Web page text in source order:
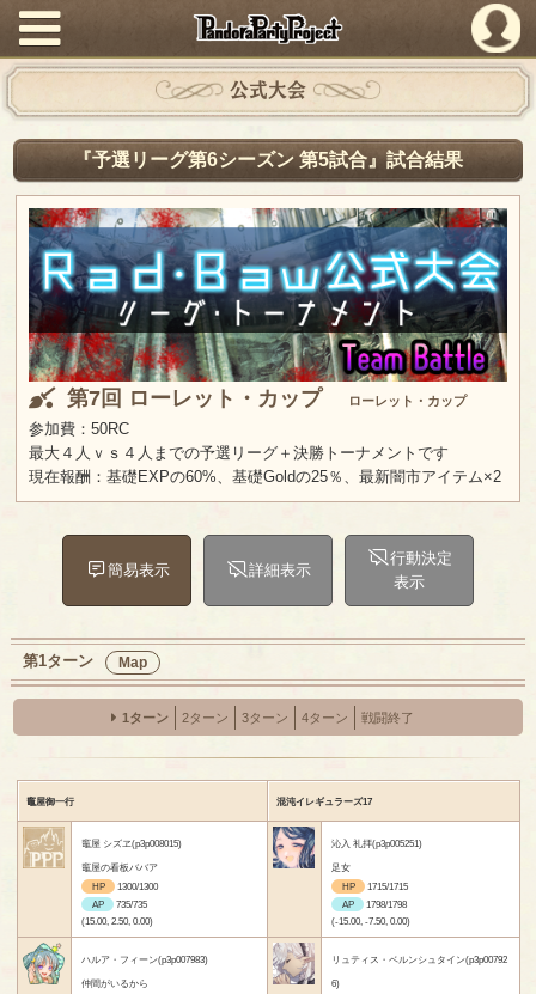
PandoraPartyProject
公式大会
『予選リーグ第6シーズン 第5試合』試合結果
第7回 ローレット・カップ ローレット・カップ
参加費：50RC
最大４人ｖｓ４人までの予選リーグ＋決勝トーナメントです
現在報酬：基礎EXPの60%、基礎Goldの25％、最新闇市アイテム×2
簡易表示 詳細表示
行動決定
表示
第1ターン Map
1ターン 2ターン 3ターン 4ターン 戦闘終了
竈屋御一行 混沌イレギュラーズ17
竈屋 シズヱ(p3p008015)
竈屋の看板ババア
HP
1300/1300
AP
735/735
(15.00, 2.50, 0.00)
沁入 礼拝(p3p005251)
足女
HP
1715/1715
AP
1798/1798
(-15.00, -7.50, 0.00)
ハルア・フィーン(p3p007983)
仲間がいるから
リュティス・ベルンシュタイン(p3p00792
6)